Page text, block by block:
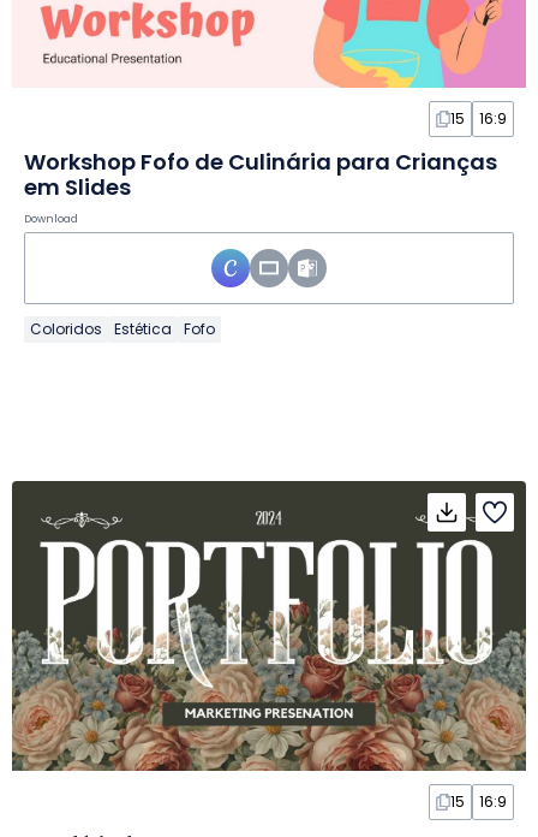
15 16:9
Workshop Fofo de Culinária para Crianças
em Slides
Download
Coloridos Estética Fofo
15 16:9